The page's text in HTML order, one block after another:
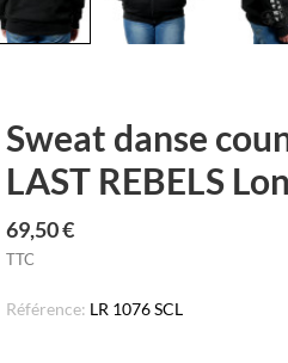
Sweat danse
LAST REBELS
69,50 €
TTC
Référence: LR 1076 SCL